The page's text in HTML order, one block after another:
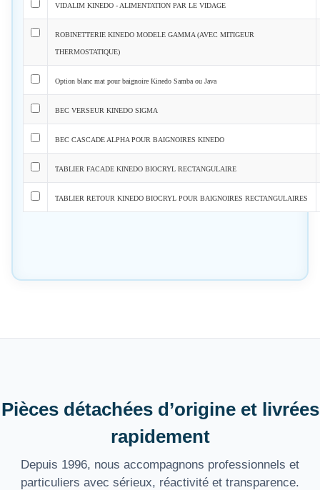
VIDALIM KINEDO - ALIMENTATION PAR LE VIDAGE
ROBINETTERIE KINEDO MODELE GAMMA (AVEC MITIGEUR
THERMOSTATIQUE)
Option blanc mat pour baignoire Kinedo Samba ou Java
BEC VERSEUR KINEDO SIGMA
BEC CASCADE ALPHA POUR BAIGNOIRES KINEDO
TABLIER FACADE KINEDO BIOCRYL RECTANGULAIRE
TABLIER RETOUR KINEDO BIOCRYL POUR BAIGNOIRES RECTANGULAIRES
Pièces détachées d’origine et livrées
rapidement
Depuis 1996, nous accompagnons professionnels et
particuliers avec sérieux, réactivité et transparence.